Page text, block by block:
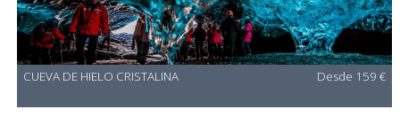
CUEVA DE HIELO CRISTALINA Desde 159 €